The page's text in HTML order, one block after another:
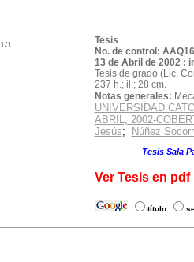
1/1
Tesis
No. de control:
13 de Abril de 2002 :
Tesis de grado (Lic.
237 h.; il.; 28 cm.
Notas generales:
UNIVERSIDAD
ABRIL, 2002-
Jesús; Núñez
Tesis Sala
Ver Tesis en pdf
título